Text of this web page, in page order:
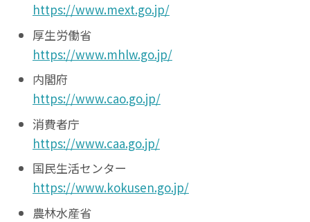
https://www.mext.go.jp/
厚生労働省
https://www.mhlw.go.jp/
内閣府
https://www.cao.go.jp/
消費者庁
https://www.caa.go.jp/
国民生活センター
https://www.kokusen.go.jp/
農林水産省